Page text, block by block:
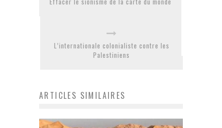
L’internationale colonialiste contre les
Palestiniens
ARTICLES SIMILAIRES